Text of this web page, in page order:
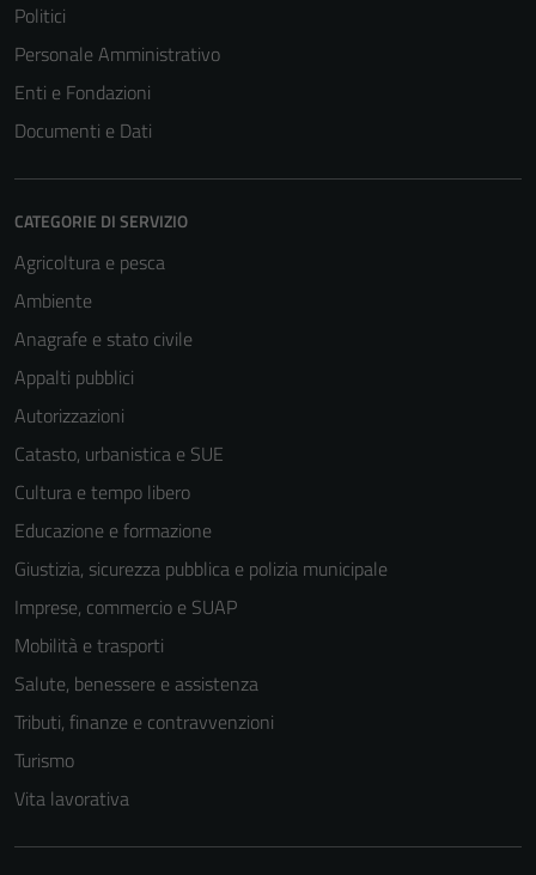
Politici
Personale Amministrativo
Enti e Fondazioni
Documenti e Dati
CATEGORIE DI SERVIZIO
Agricoltura e pesca
Ambiente
Anagrafe e stato civile
Appalti pubblici
Autorizzazioni
Catasto, urbanistica e SUE
Cultura e tempo libero
Educazione e formazione
Giustizia, sicurezza pubblica e polizia municipale
Imprese, commercio e SUAP
Mobilità e trasporti
Salute, benessere e assistenza
Tributi, finanze e contravvenzioni
Turismo
Vita lavorativa